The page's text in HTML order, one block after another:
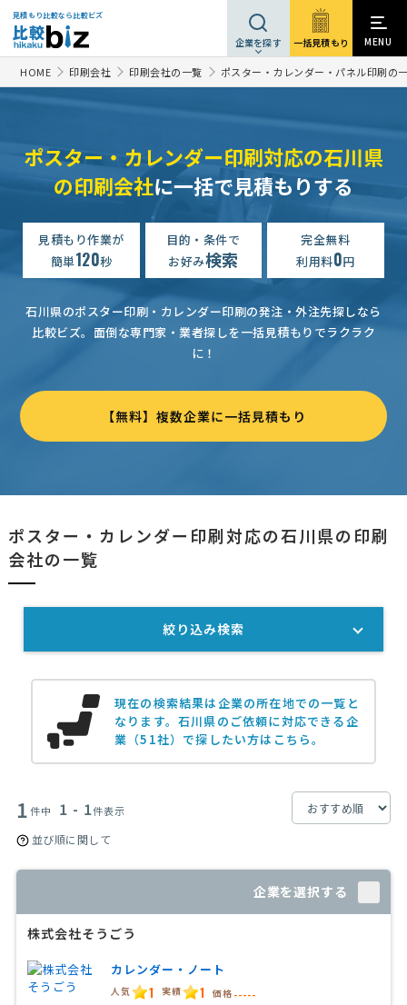
見積もり比較なら比較ビズ
企業を探す 一括見積もり MENU
HOME 印刷会社 印刷会社の一覧 ポスター・カレンダー・パネル印刷の
ポスター・カレンダー印刷対応の石川県
の印刷会社に一括で見積もりする
見積もり作業が
簡単120秒
目的・条件で
お好み検索
完全無料
利用料0円
石川県のポスター印刷・カレンダー印刷の発注・外注先探しなら
比較ビズ。 面倒な専門家・業者探しを一括見積もりでラクラク
に！
【無料】複数企業に一括見積もり
ポスター・カレンダー印刷対応の石川県の印刷
会社の一覧
現在の検索結果は企業の所在地での一覧と
なります。石川県のご依頼に対応できる企
業（51社）で探したい方はこちら。
1件中 1 - 1件表示
並び順に関して
企業を選択する
株式会社そうごう
カレンダー・ノート
人気 1 実績 1 価格 -----
絞り込み検索